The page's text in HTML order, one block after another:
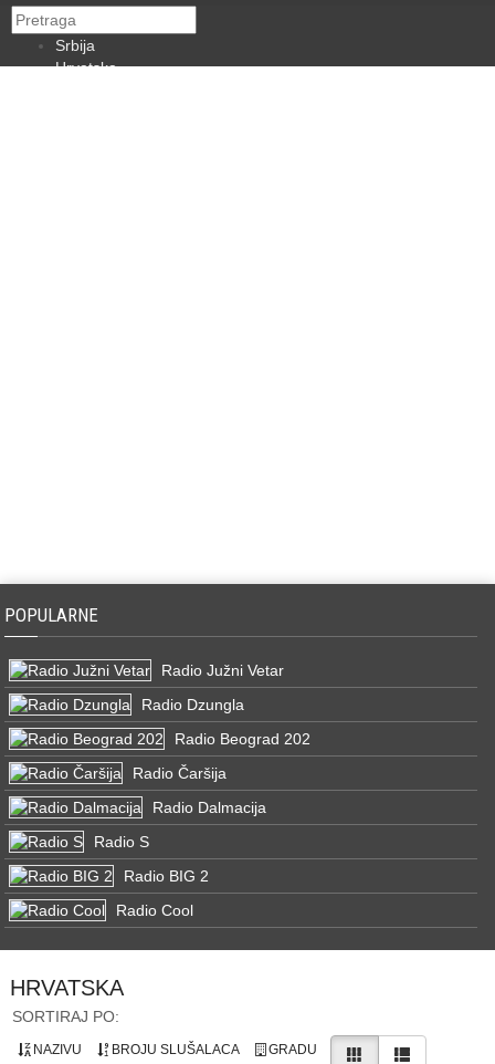
Srbija
Hrvatska
POPULARNE
Radio Južni Vetar
Radio Dzungla
Radio Beograd 202
Radio Čaršija
Radio Dalmacija
Radio S
Radio BIG 2
Radio Cool
HRVATSKA
SORTIRAJ PO:
NAZIVU BROJU SLUŠALACA GRADU